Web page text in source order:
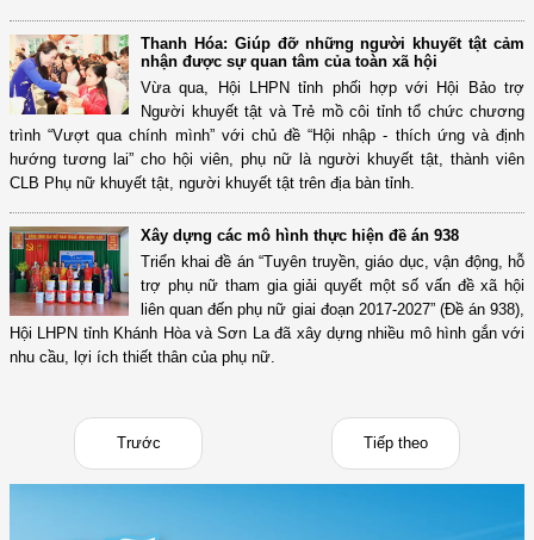
Thanh Hóa: Giúp đỡ những người khuyết tật cảm
nhận được sự quan tâm của toàn xã hội
Vừa qua, Hội LHPN tỉnh phối hợp với Hội Bảo trợ
Người khuyết tật và Trẻ mồ côi tỉnh tổ chức chương
trình “Vượt qua chính mình” với chủ đề “Hội nhập - thích ứng và định
hướng tương lai” cho hội viên, phụ nữ là người khuyết tật, thành viên
CLB Phụ nữ khuyết tật, người khuyết tật trên địa bàn tỉnh.
Xây dựng các mô hình thực hiện đề án 938
Triển khai đề án “Tuyên truyền, giáo dục, vận động, hỗ
trợ phụ nữ tham gia giải quyết một số vấn đề xã hội
liên quan đến phụ nữ giai đoạn 2017-2027” (Đề án 938),
Hội LHPN tỉnh Khánh Hòa và Sơn La đã xây dựng nhiều mô hình gắn với
nhu cầu, lợi ích thiết thân của phụ nữ.
Trước Tiếp theo